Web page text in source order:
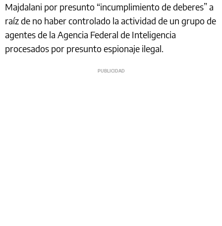
Majdalani por presunto “incumplimiento de deberes” a
raíz de no haber controlado la actividad de un grupo de
agentes de la Agencia Federal de Inteligencia
procesados por presunto espionaje ilegal.